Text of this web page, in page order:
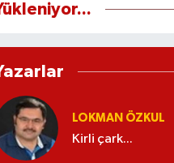
LOKMAN ÖZKUL
Kirli çark...